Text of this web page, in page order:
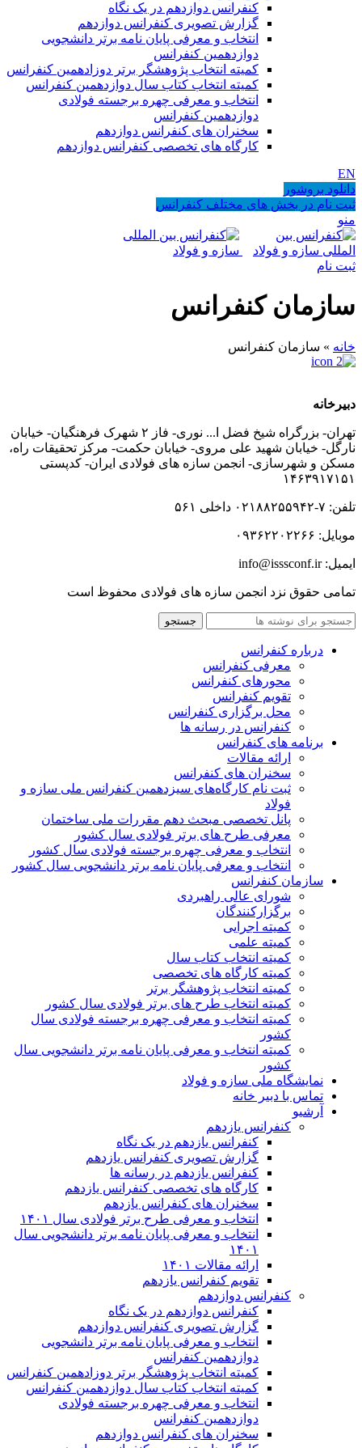
کنفرانس دوازدهم در یک نگاه
گزارش تصویری کنفرانس دوازدهم
انتخاب و معرفی پایان نامه برتر دانشجویی
دوازدهمین کنفرانس
کمیته انتخاب پژوهشگر برتر دوزادهمین کنفرانس
کمیته انتخاب کتاب سال دوازدهمین کنفرانس
انتخاب و معرفی چهره برجسته فولادی
دوازدهمین کنفرانس
سخنران های کنفرانس دوازدهم
کارگاه های تخصصی کنفرانس دوازدهم
EN
دانلود بروشور
ثبت نام در بخش های مختلف کنفرانس
منو
ثبت نام
سازمان کنفرانس
خانه » سازمان کنفرانس
دبیرخانه
تهران- بزرگراه شیخ فضل ا... نوری- فاز ۲ شهرک فرهنگیان- خیابان
نارگل- خیابان شهید علی مروی- خیابان حکمت- مرکز تحقیقات راه،
مسکن و شهرسازی- انجمن سازه های فولادی ایران- کدپستی
۱۴۶۳۹۱۷۱۵۱
تلفن: ۷-۰۲۱۸۸۲۵۵۹۴۲ داخلی ۵۶۱
موبایل: ۰۹۳۶۲۲۰۲۲۶۶
ایمیل: info@isssconf.ir
تمامی حقوق نزد انجمن سازه های فولادی محفوظ است
جستجو
درباره کنفرانس
معرفی کنفرانس
محورهای کنفرانس
تقویم کنفرانس
محل برگزاری کنفرانس
کنفرانس در رسانه ها
برنامه های کنفرانس
ارائه مقالات
سخنران های کنفرانس
ثبت نام کارگاه‌های سیزدهمین کنفرانس ملی سازه و
فولاد
پانل تخصصی مبحث دهم مقررات ملی ساختمان
معرفی طرح های برتر فولادی سال کشور
انتخاب و معرفی چهره برجسته فولادی سال کشور
انتخاب و معرفی پایان نامه برتر دانشجویی سال کشور
سازمان کنفرانس
شورای عالی راهبردی
برگزارکنندگان
کمیته اجرایی
کمیته علمی
کمیته انتخاب کتاب سال
کمیته کارگاه های تخصصی
کمیته انتخاب پژوهشگر برتر
کمیته انتخاب طرح های برتر فولادی سال کشور
کمیته انتخاب و معرفی چهره برجسته فولادی سال
کشور
کمیته انتخاب و معرفی پایان نامه برتر دانشجویی سال
کشور
نمایشگاه ملی سازه و فولاد
تماس با دبیر خانه
آرشیو
کنفرانس یازدهم
کنفرانس یازدهم در یک نگاه
گزارش تصویری کنفرانس یازدهم
کنفرانس یازدهم در رسانه ها
کارگاه های تخصصی کنفرانس یازدهم
سخنران های کنفرانس یازدهم
انتخاب و معرفی طرح برتر فولادی سال ۱۴۰۱
انتخاب و معرفی پایان نامه برتر دانشجویی سال
۱۴۰۱
ارائه مقالات ۱۴۰۱
تقویم کنفرانس یازدهم
کنفرانس دوازدهم
کنفرانس دوازدهم در یک نگاه
گزارش تصویری کنفرانس دوازدهم
انتخاب و معرفی پایان نامه برتر دانشجویی
دوازدهمین کنفرانس
کمیته انتخاب پژوهشگر برتر دوزادهمین کنفرانس
کمیته انتخاب کتاب سال دوازدهمین کنفرانس
انتخاب و معرفی چهره برجسته فولادی
دوازدهمین کنفرانس
سخنران های کنفرانس دوازدهم